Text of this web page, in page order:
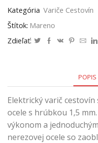
Kategória Variče Cestovín
Štítok: Mareno
Zdieľať:
POPIS
Elektrický varič
ocele s hrúbkou 1,5
výkonom a
nerezovej ocele so